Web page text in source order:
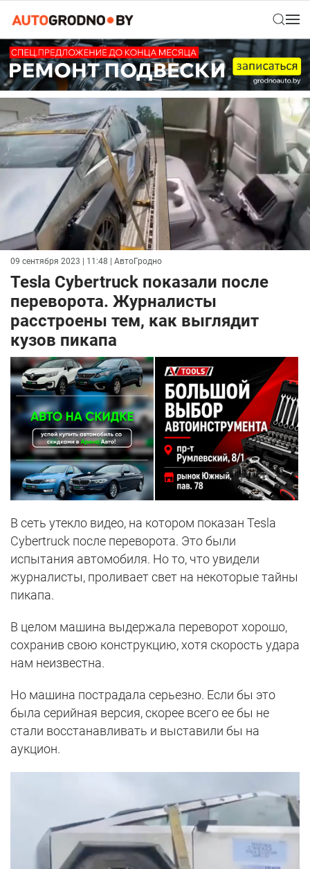
09 сентября 2023 | 11:48 | АвтоГродно
Tesla Cybertruck показали после
переворота. Журналисты
расстроены тем, как выглядит
кузов пикапа
В сеть утекло видео, на котором показан Tesla
Cybertruck после переворота. Это были
испытания автомобиля. Но то, что увидели
журналисты, проливает свет на некоторые тайны
пикапа.
В целом машина выдержала переворот хорошо,
сохранив свою конструкцию, хотя скорость удара
нам неизвестна.
Но машина пострадала серьезно. Если бы это
была серийная версия, скорее всего ее бы не
стали восстанавливать и выставили бы на
аукцион.